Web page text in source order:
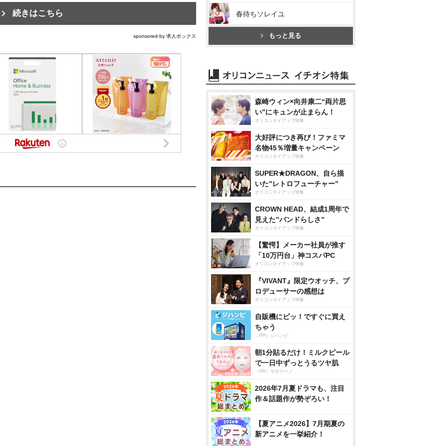
続きはこちら
sponsored by 求人ボックス
春待ちソレイユ
もっと見る
森崎ウィン×向井康二“両片思
い”にキュンが止まらん！
オリコンタイアップ特集
大好評につき再び！ファミマ
名物45％増量キャンペーン
オリコンタイアップ特集
SUPER★DRAGON、自ら描
いた”レトロフューチャー”
オリコンタイアップ特集
CROWN HEAD、結成1周年で
見えた”バンドらしさ”
オリコンタイアップ特集
【驚愕】メーカー社員が推す
「10万円台」神コスパPC
オリコンタイアップ特集
『VIVANT』限定ウオッチ、プ
ロデューサーの感想は
オリコンタイアップ特集
自販機にピッ！ですぐに買え
ちゃう
（PR）ジハンピ
朝1分貼るだけ！ミルクピール
で一日中ずっとうるツヤ肌
（PR）サボリーノ
2026年7月夏ドラマも、注目
作＆話題作が勢ぞろい！
【夏アニメ2026】7月期夏の
新アニメを一挙紹介！